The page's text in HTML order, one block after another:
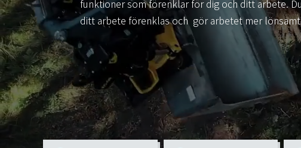
funktioner som förenklar för dig och ditt arbete.
ditt arbete förenklas och gör arbetet mer